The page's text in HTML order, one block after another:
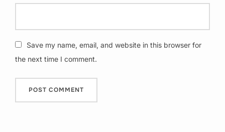
Save my name, email, and website in this browser for
the next time I comment.